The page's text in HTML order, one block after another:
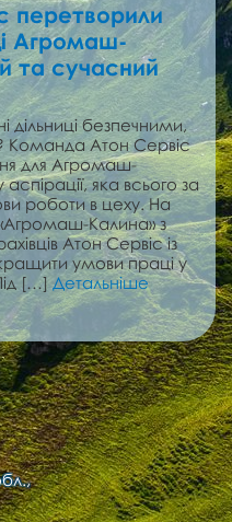
перетворили
Агромаш-
та сучасний
дільниці безпечними,
Команда Атон Сервіс
для Агромаш-
яка всього за
роботи в цеху. На
Калина» з
Атон Сервіс із
умови праці у
[…]Детальніше